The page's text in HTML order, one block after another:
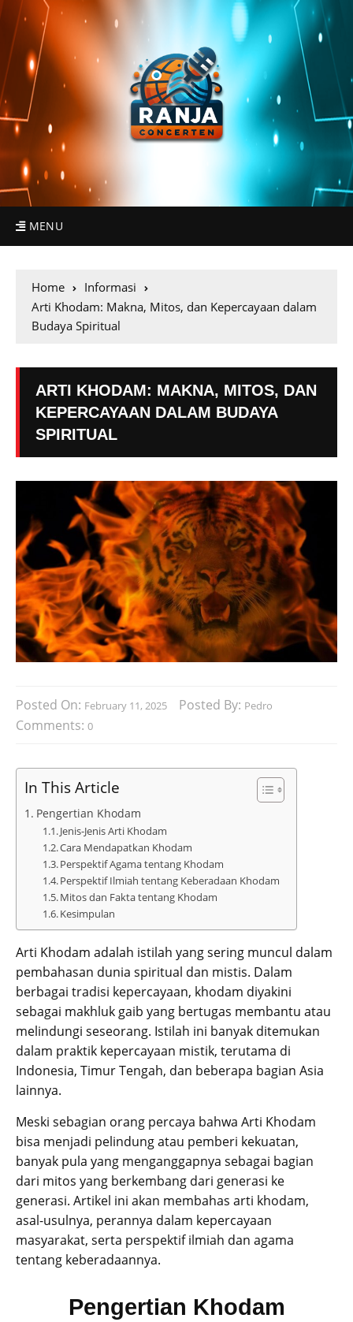
MENU
Home
Informasi
Arti Khodam: Makna, Mitos, dan Kepercayaan dalam
Budaya Spiritual
ARTI KHODAM: MAKNA, MITOS, DAN
KEPERCAYAAN DALAM BUDAYA
SPIRITUAL
Posted On: February 11, 2025 Posted By: Pedro
Comments: 0
In This Article
Pengertian Khodam
Jenis-Jenis Arti Khodam
Cara Mendapatkan Khodam
Perspektif Agama tentang Khodam
Perspektif Ilmiah tentang Keberadaan Khodam
Mitos dan Fakta tentang Khodam
Kesimpulan
Arti Khodam adalah istilah yang sering muncul dalam
pembahasan dunia spiritual dan mistis. Dalam
berbagai tradisi kepercayaan, khodam diyakini
sebagai makhluk gaib yang bertugas membantu atau
melindungi seseorang. Istilah ini banyak ditemukan
dalam praktik kepercayaan mistik, terutama di
Indonesia, Timur Tengah, dan beberapa bagian Asia
lainnya.
Meski sebagian orang percaya bahwa Arti Khodam
bisa menjadi pelindung atau pemberi kekuatan,
banyak pula yang menganggapnya sebagai bagian
dari mitos yang berkembang dari generasi ke
generasi. Artikel ini akan membahas arti khodam,
asal-usulnya, perannya dalam kepercayaan
masyarakat, serta perspektif ilmiah dan agama
tentang keberadaannya.
Pengertian Khodam